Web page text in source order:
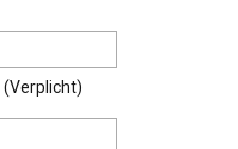
(verplicht)